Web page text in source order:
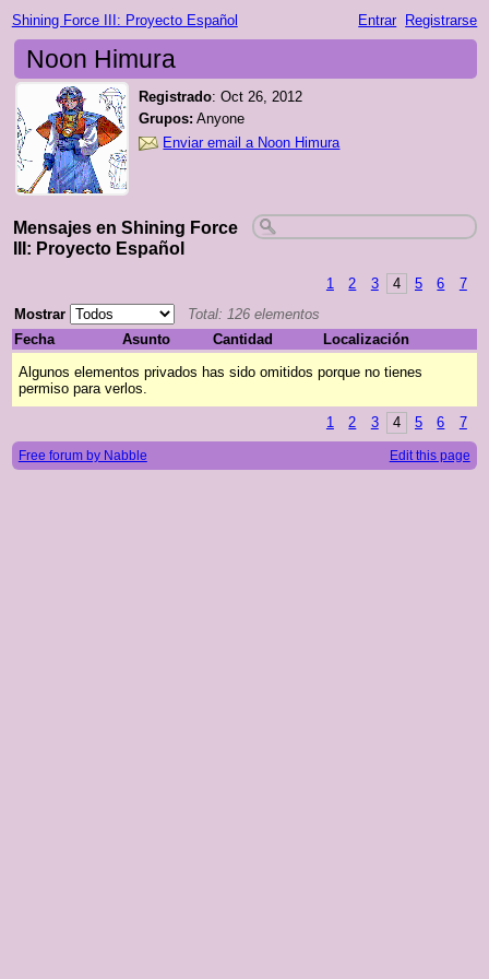
Shining Force III: Proyecto Español Entrar Registrarse
Noon Himura
Registrado:Oct 26, 2012
Grupos: Anyone
Enviar email a Noon Himura
Mensajes en Shining Force
III: Proyecto Español
1 2 3 4 5 6
7
Mostrar
Total: 126 elementos
Fecha
Asunto Cantidad
Localización
Algunos elementos privados has sido omitidos porque no tienes
permiso para verlos.
1 2 3 4 5 6 7
Free forum by Nabble Edit this page